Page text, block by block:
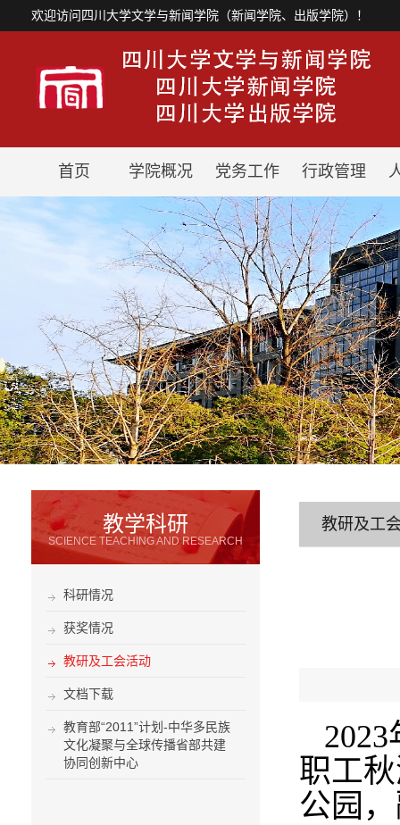
欢迎访问四川大学文学与新闻学院（新闻学院、出版学院）！
首页 学院概况 党务工作 行政管理
教学科研
SCIENCE TEACHING AND RESEARCH
科研情况
获奖情况
教研及工会活动
文档下载
教育部“2011”计划-中华多民族
文化凝聚与全球传播省部共建
协同创新中心
教研及工
2023
职工
公园